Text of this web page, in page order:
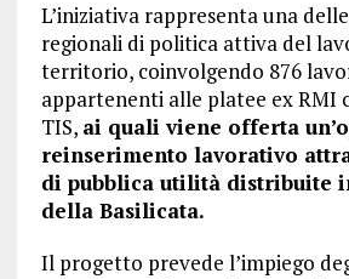
L’iniziativa rappresenta una
regionali di politica attiva del
territorio, coinvolgendo 876
appartenenti alle platee ex RMI
TIS, ai quali viene offerta
reinserimento lavorativo
di pubblica utilità distribuite
della Basilicata.
Il progetto prevede l’impiego